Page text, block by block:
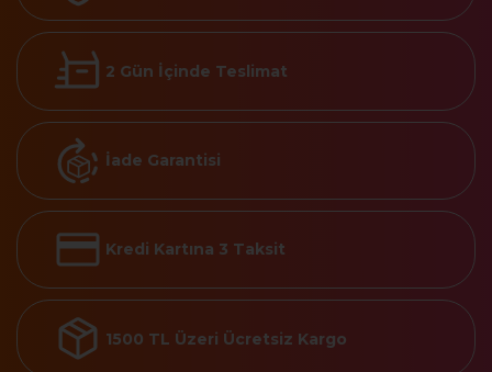
2 Gün İçinde Teslimat
İade Garantisi
Kredi Kartına 3 Taksit
1500 TL Üzeri Ücretsiz Kargo